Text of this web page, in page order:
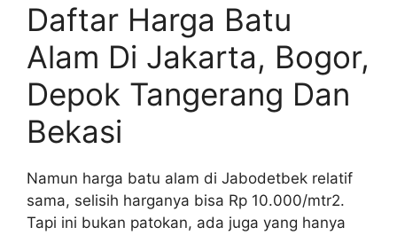
Daftar Harga Batu
Alam Di Jakarta, Bogor,
Depok Tangerang Dan
Bekasi
Namun harga batu alam di Jabodetbek relatif
sama, selisih harganya bisa Rp 10.000/mtr2.
Tapi ini bukan patokan, ada juga yang hanya